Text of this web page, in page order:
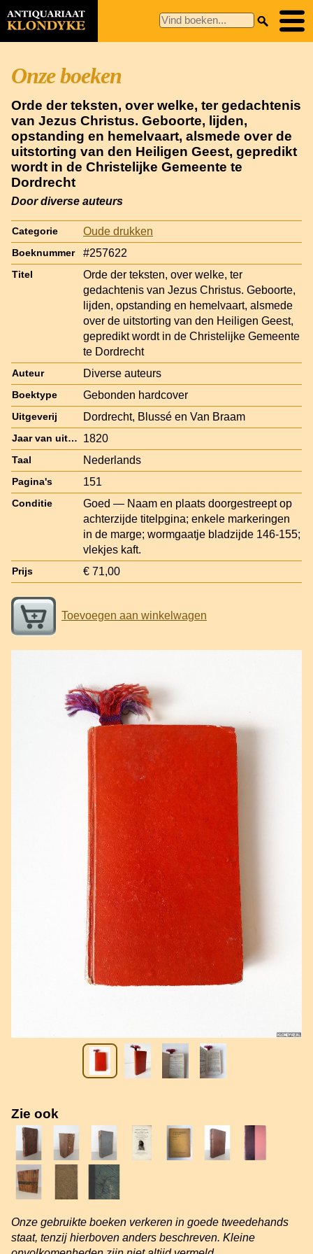
Onze boeken
Orde der teksten, over welke, ter gedachtenis
van Jezus Christus. Geboorte, lijden,
opstanding en hemelvaart, alsmede over de
uitstorting van den Heiligen Geest, gepredikt
wordt in de Christelijke Gemeente te
Dordrecht
Door diverse auteurs
Categorie Oude drukken
Boeknummer #257622
Titel
Orde der teksten, over welke, ter
gedachtenis van Jezus Christus. Geboorte,
lijden, opstanding en hemelvaart, alsmede
over de uitstorting van den Heiligen Geest,
gepredikt wordt in de Christelijke Gemeente
te Dordrecht
Auteur Diverse auteurs
Boektype Gebonden hardcover
Uitgeverij Dordrecht, Blussé en Van Braam
Jaar van uitgave 1820
Taal Nederlands
Pagina's 151
Conditie
Goed — Naam en plaats doorgestreept op
achterzijde titelpgina; enkele markeringen
in de marge; wormgaatje bladzijde 146-155;
vlekjes kaft.
Prijs € 71,00
Toevoegen aan winkelwagen
Zie ook
Onze gebruikte boeken verkeren in goede tweedehands
staat, tenzij hierboven anders beschreven. Kleine